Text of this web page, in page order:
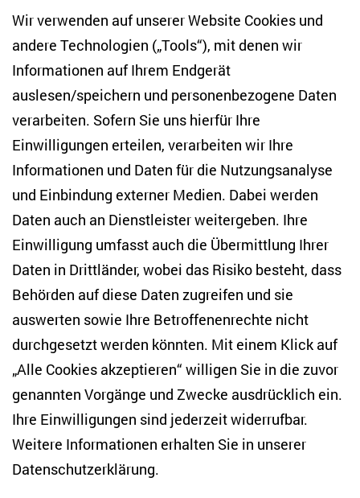
sowie zu verschiedenen politischen Akteuren in
Deutschland?
PROJEKTLEITUNG
Dr. Tatiana Golova
Affiliierte Wissenschaftlerin
Teilen
BlueskyLinkedInFacebook
Wir verwenden auf unserer Website Cookies und
andere Technologien („Tools“), mit denen wir
Informationen auf Ihrem Endgerät
auslesen/speichern und personenbezogene Daten
verarbeiten. Sofern Sie uns hierfür Ihre
Einwilligungen erteilen, verarbeiten wir Ihre
Informationen und Daten für die Nutzungsanalyse
und Einbindung externer Medien. Dabei werden
Daten auch an Dienstleister weitergeben. Ihre
Einwilligung umfasst auch die Übermittlung Ihrer
Daten in Drittländer, wobei das Risiko besteht, dass
Behörden auf diese Daten zugreifen und sie
auswerten sowie Ihre Betroffenenrechte nicht
durchgesetzt werden könnten. Mit einem Klick auf
„Alle Cookies akzeptieren“ willigen Sie in die zuvor
genannten Vorgänge und Zwecke ausdrücklich ein.
Ihre Einwilligungen sind jederzeit widerrufbar.
Weitere Informationen erhalten Sie in unserer
Datenschutzerklärung.